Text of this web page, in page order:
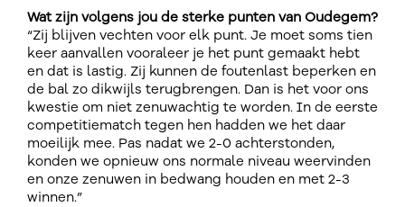
Wat zijn volgens jou de sterke punten van Oudegem?
“Zij blijven vechten voor elk punt. Je moet soms tien
keer aanvallen vooraleer je het punt gemaakt hebt
en dat is lastig. Zij kunnen de foutenlast beperken en
de bal zo dikwijls terugbrengen. Dan is het voor ons
kwestie om niet zenuwachtig te worden. In de eerste
competitiematch tegen hen hadden we het daar
moeilijk mee. Pas nadat we 2-0 achterstonden,
konden we opnieuw ons normale niveau weervinden
en onze zenuwen in bedwang houden en met 2-3
winnen.”